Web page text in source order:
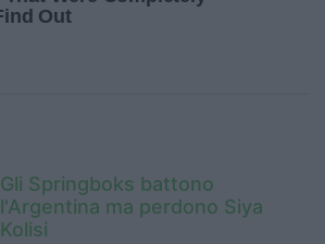
Gli Springboks battono
l'Argentina ma perdono Siya
Kolisi